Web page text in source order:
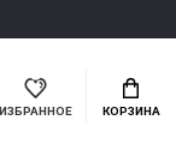
ИЗБРАННОЕ КОРЗИНА